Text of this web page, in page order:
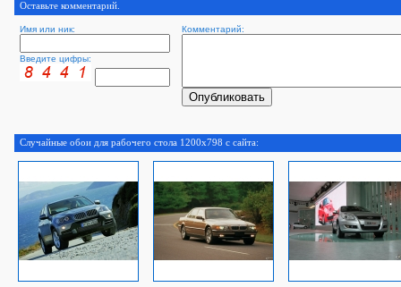
Оставьте комментарий.
Имя или ник: Комментарий:
Введите цифры:
Случайные обои для рабочего стола 1200x798 с сайта: